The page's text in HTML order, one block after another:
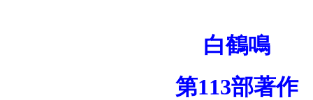
白鶴鳴
第113部著作